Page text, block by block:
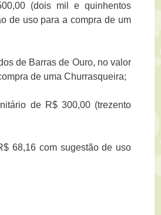
(dois mil e quinhentos
de uso para a compra de um
de Barras de Ouro, no valor
de uma Churrasqueira;
de R$ 300,00 (trezento
68,16 com sugestão de uso